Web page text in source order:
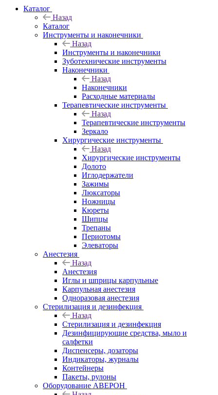
Каталог
Назад
Каталог
Инструменты и наконечники
Назад
Инструменты и наконечники
Зуботехнические инструменты
Наконечники
Назад
Наконечники
Расходные материалы
Терапевтические инструменты
Назад
Терапевтические инструменты
Зеркало
Хирургические инструменты
Назад
Хирургические инструменты
Долото
Иглодержатели
Зажимы
Люксаторы
Ножницы
Кюреты
Шипцы
Трепаны
Периотомы
Элеваторы
Анестезия
Назад
Анестезия
Иглы и шприцы карпульные
Карпульная анестезия
Одноразовая анестезия
Стерилизация и дезинфекция
Назад
Стерилизация и дезинфекция
Дезинфицирующие средства, мыло и
салфетки
Диспенсеры, дозаторы
Индикаторы, журналы
Контейнеры
Пакеты, рулоны
Оборудование АВЕРОН